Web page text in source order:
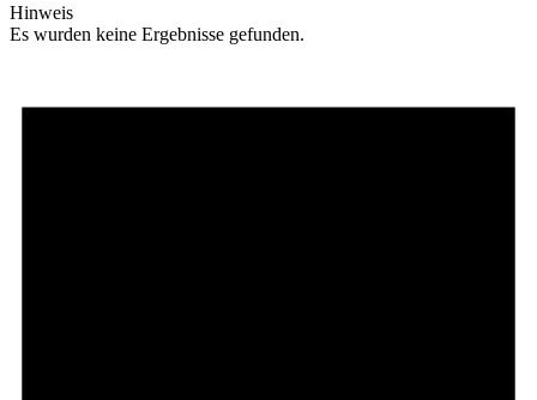
Hinweis
Es wurden keine Ergebnisse gefunden.